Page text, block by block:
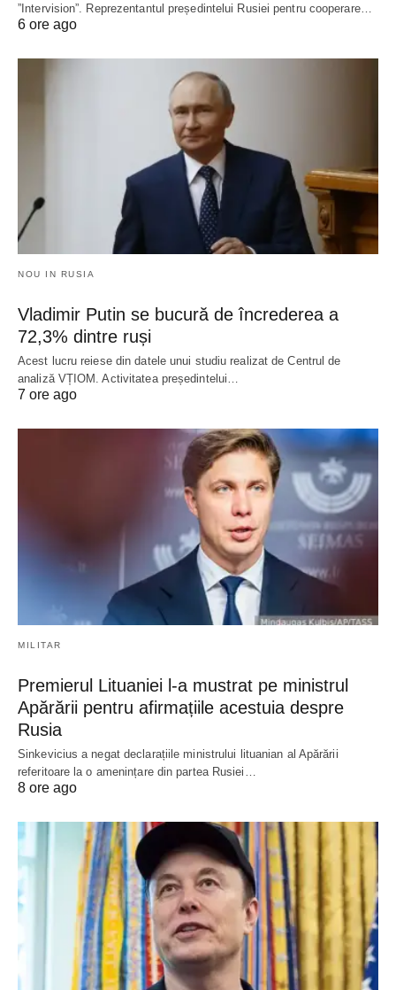
”Intervision”. Reprezentantul președintelui Rusiei pentru cooperare…
6 ore ago
NOU IN RUSIA
Vladimir Putin se bucură de încrederea a
72,3% dintre ruși
Acest lucru reiese din datele unui studiu realizat de Centrul de
analiză VȚIOM. Activitatea președintelui…
7 ore ago
MILITAR
Premierul Lituaniei l-a mustrat pe ministrul
Apărării pentru afirmațiile acestuia despre
Rusia
Sinkevicius a negat declarațiile ministrului lituanian al Apărării
referitoare la o amenințare din partea Rusiei…
8 ore ago